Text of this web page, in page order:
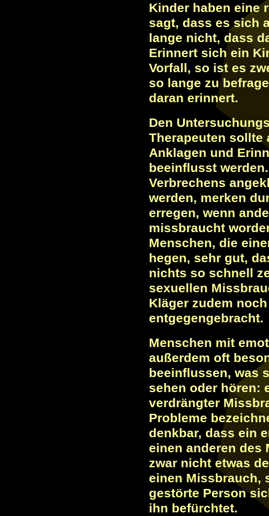
Kinder haben eine
sagt, dass es sich
lange nicht, dass
Erinnert sich ein
Vorfall, so ist es
so lange zu
daran erinnert.
Den
Therapeuten sollte
Anklagen und
beeinflusst
Verbrechens
werden, merken
erregen, wenn
missbraucht
Menschen, die
hegen, sehr gut,
nichts so schnell
sexuellen
Kläger zudem
entgegengebracht.
Menschen mit
außerdem oft
beeinflussen, was
sehen oder hören:
verdrängter
Probleme
denkbar, dass ein
einen anderen des
zwar nicht etwas
einen Missbrauch,
gestörte Person
ihn befürchtet.